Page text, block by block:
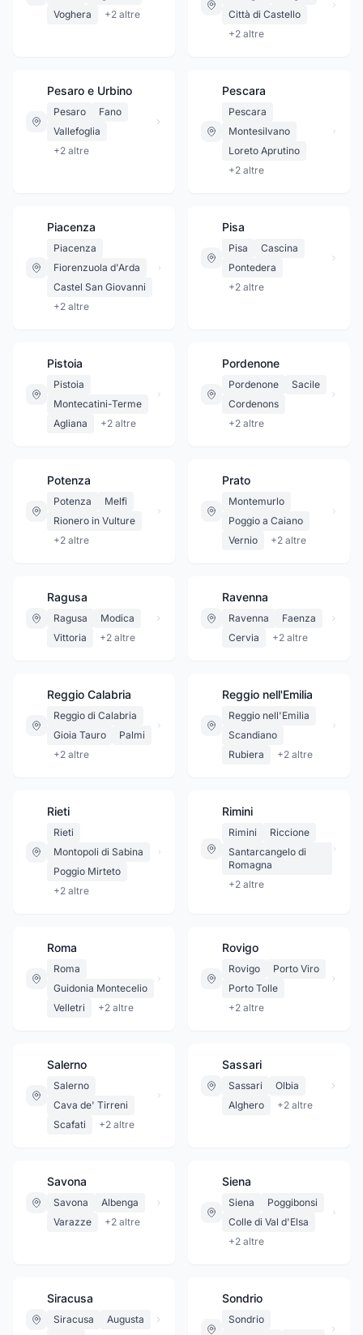
Voghera
+2 altre
Città di Castello
+2 altre
Pesaro e Urbino
Pesaro
Fano
Vallefoglia
+2 altre
Pescara
Pescara
Montesilvano
Loreto Aprutino
+2 altre
Piacenza
Piacenza
Fiorenzuola d'Arda
Castel San Giovanni
+2 altre
Pisa
Pisa
Cascina
Pontedera
+2 altre
Pistoia
Pistoia
Montecatini-Terme
Agliana
+2 altre
Pordenone
Pordenone
Sacile
Cordenons
+2 altre
Potenza
Potenza
Melfi
Rionero in Vulture
+2 altre
Prato
Montemurlo
Poggio a Caiano
Vernio
+2 altre
Ragusa
Ragusa
Modica
Vittoria
+2 altre
Ravenna
Ravenna
Faenza
Cervia
+2 altre
Reggio Calabria
Reggio di Calabria
Gioia Tauro
Palmi
+2 altre
Reggio nell'Emilia
Reggio nell'Emilia
Scandiano
Rubiera
+2 altre
Rieti
Rieti
Montopoli di Sabina
Poggio Mirteto
+2 altre
Rimini
Rimini
Riccione
Santarcangelo di
Romagna
+2 altre
Roma
Roma
Guidonia Montecelio
Velletri
+2 altre
Rovigo
Rovigo
Porto Viro
Porto Tolle
+2 altre
Salerno
Salerno
Cava de' Tirreni
Scafati
+2 altre
Sassari
Sassari
Olbia
Alghero
+2 altre
Savona
Savona
Albenga
Varazze
+2 altre
Siena
Siena
Poggibonsi
Colle di Val d'Elsa
+2 altre
Siracusa
Siracusa
Augusta
Sondrio
Sondrio